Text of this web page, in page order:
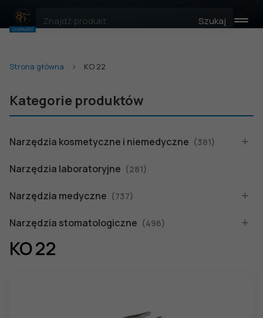
Szukaj
Strona główna KO 22
Kategorie produktów
Narzędzia kosmetyczne i niemedyczne (381)
Narzędzia laboratoryjne (281)
Narzędzia medyczne (737)
Narzędzia stomatologiczne (496)
KO 22